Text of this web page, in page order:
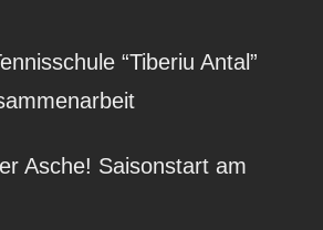
“Tiberiu Antal”
Asche! Saisonstart am